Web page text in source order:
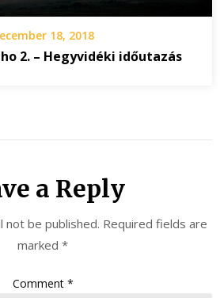
18, 2018
2. – Hegyvidéki időutazás
a Reply
not be published. Required fields are
marked *
Comment *